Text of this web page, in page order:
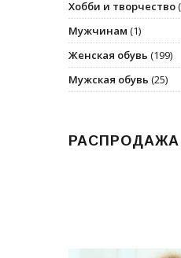
Хобби и творчество
Мужчинам (1)
Женская обувь (199)
Мужская обувь (25)
РАСПРОДАЖА